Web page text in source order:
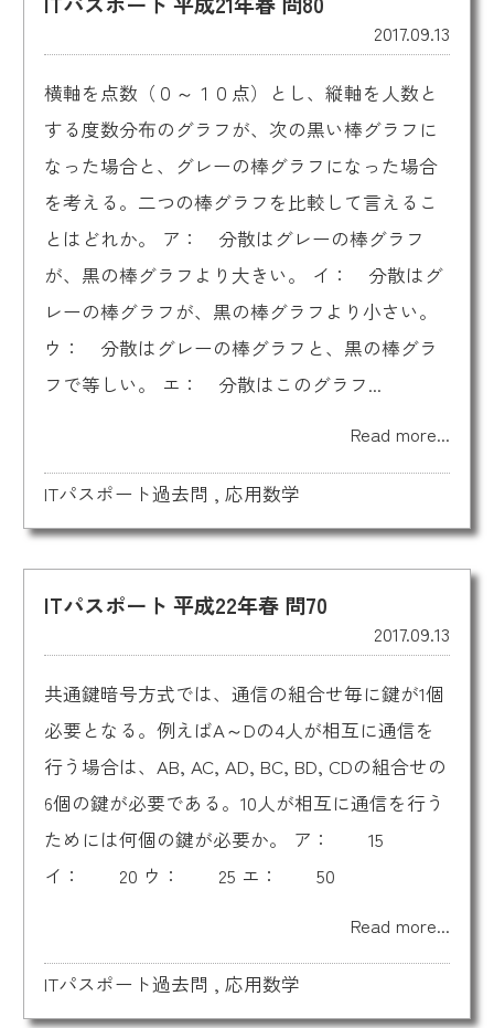
2017.09.13
横軸を点数（０～１０点）とし、縦軸を人数と
する度数分布のグラフが、次の黒い棒グラフに
なった場合と、グレーの棒グラフになった場合
を考える。二つの棒グラフを比較して言えるこ
とはどれか。 ア： 分散はグレーの棒グラフ
が、黒の棒グラフより大きい。 イ： 分散はグ
レーの棒グラフが、黒の棒グラフより小さい。
ウ： 分散はグレーの棒グラフと、黒の棒グラ
フで等しい。 エ： 分散はこのグラフ...
Read more...
ITパスポート過去問 , 応用数学
ITパスポート 平成22年春 問70
2017.09.13
共通鍵暗号方式では、通信の組合せ毎に鍵が1個
必要となる。例えばA～Dの4人が相互に通信を
行う場合は、AB, AC, AD, BC, BD, CDの組合せの
6個の鍵が必要である。10人が相互に通信を行う
ためには何個の鍵が必要か。 ア： 15
イ： 20 ウ： 25 エ： 50
Read more...
ITパスポート過去問 , 応用数学